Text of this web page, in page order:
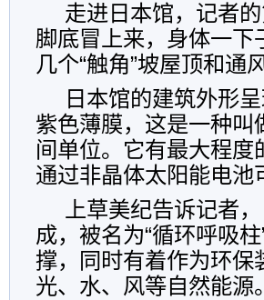
走进日本馆，记者
脚底冒上来，身体一下
几个“触角”坡屋顶和通
日本馆的建筑外形
紫色薄膜，这是一种
间单位。它有最大程
通过非晶体太阳能电池
上草美纪告诉记者
成，被名为“循环呼吸
撑，同时有着作为环保
光、水、风等自然能源。